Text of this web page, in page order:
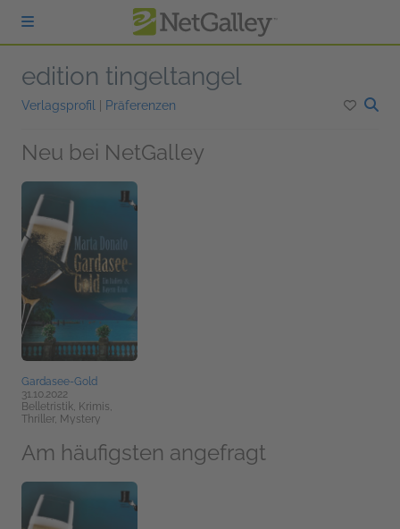
zum Hauptinhalt springen
edition tingeltangel
Verlagsprofil Präferenzen
Neu bei NetGalley
Gardasee-Gold
31.10.2022
Belletristik, Krimis,
Thriller, Mystery
Am häufigsten angefragt